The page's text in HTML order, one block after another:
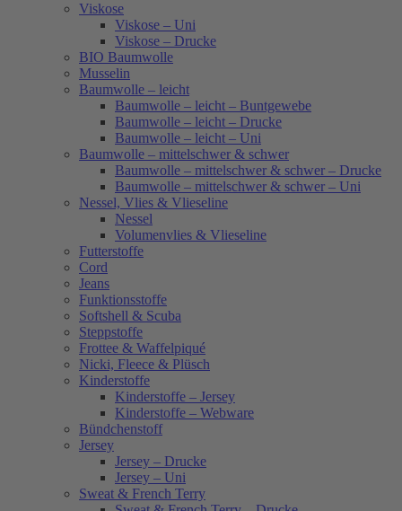
Viskose
Viskose – Uni
Viskose – Drucke
BIO Baumwolle
Musselin
Baumwolle – leicht
Baumwolle – leicht – Buntgewebe
Baumwolle – leicht – Drucke
Baumwolle – leicht – Uni
Baumwolle – mittelschwer & schwer
Baumwolle – mittelschwer & schwer – Drucke
Baumwolle – mittelschwer & schwer – Uni
Nessel, Vlies & Vlieseline
Nessel
Volumenvlies & Vlieseline
Futterstoffe
Cord
Jeans
Funktionsstoffe
Softshell & Scuba
Steppstoffe
Frottee & Waffelpiqué
Nicki, Fleece & Plüsch
Kinderstoffe
Kinderstoffe – Jersey
Kinderstoffe – Webware
Bündchenstoff
Jersey
Jersey – Drucke
Jersey – Uni
Sweat & French Terry